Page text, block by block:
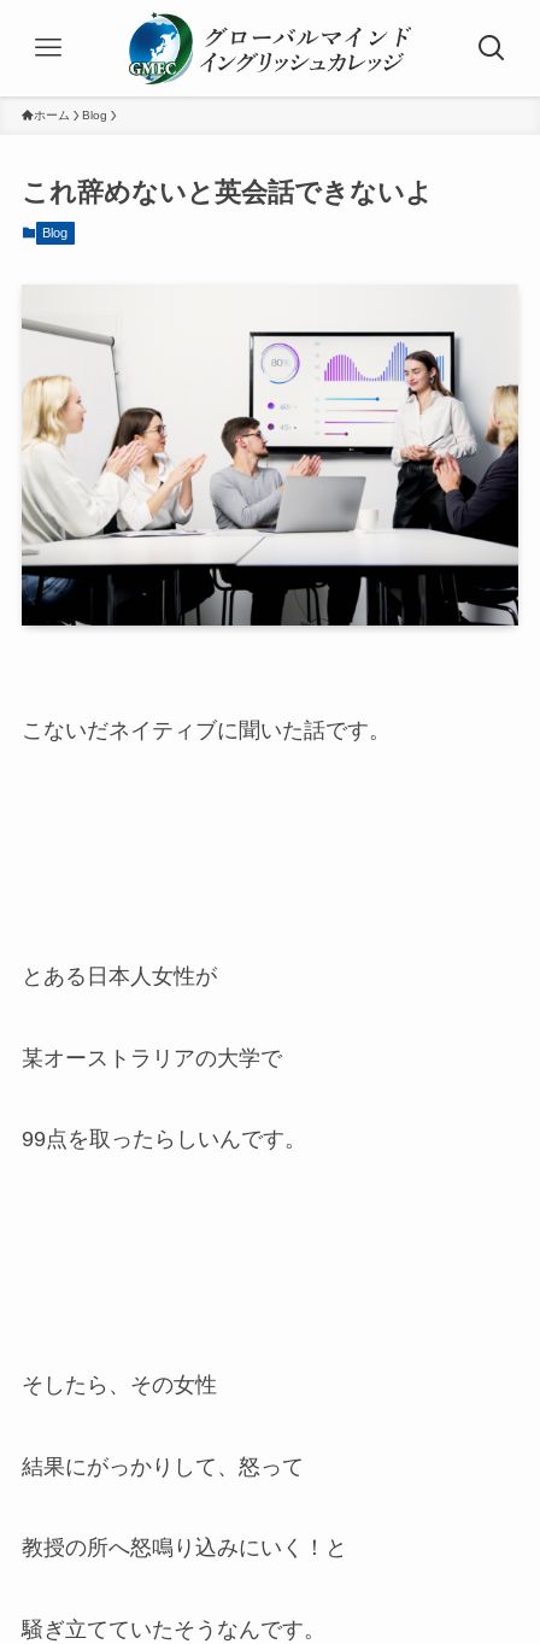
ホーム Blog
これ辞めないと英会話できないよ
Blog
こないだネイティブに聞いた話です。
とある日本人女性が
某オーストラリアの大学で
99点を取ったらしいんです。
そしたら、その女性
結果にがっかりして、怒って
教授の所へ怒鳴り込みにいく！と
騒ぎ立てていたそうなんです。